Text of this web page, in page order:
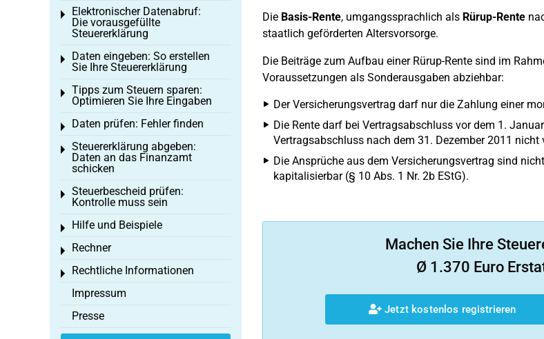
Die Basis-Rente, umgangssprachlich als Rürup-Rente
staatlich geförderten Altersvorsorge.
Die Beiträge zum Aufbau einer Rürup-Rente sind im
Voraussetzungen als Sonderausgaben abziehbar:
Der Versicherungsvertrag darf nur die Zahlung einer
Die Rente darf bei Vertragsabschluss vor dem 1.
Vertragsabschluss nach dem 31. Dezember 2011
Die Ansprüche aus dem Versicherungsvertrag sind
kapitalisierbar (§ 10 Abs. 1 Nr. 2b EStG).
Machen Sie Ihre
Ø 1.370 Euro
Jetzt kostenlos registrieren
Elektronischer Datenabruf:
Die vorausgefüllte
Steuererklärung
Toggle menu
Daten eingeben: So erstellen
Sie Ihre Steuererklärung
Toggle menu
Tipps zum Steuern sparen:
Optimieren Sie Ihre Eingaben
Toggle menu
Daten prüfen: Fehler finden
Toggle menu
Steuererklärung abgeben:
Daten an das Finanzamt
schicken
Toggle menu
Steuerbescheid prüfen:
Kontrolle muss sein
Toggle menu
Hilfe und Beispiele
Toggle menu
Rechner
Toggle menu
Rechtliche Informationen
Toggle menu
Impressum
Presse